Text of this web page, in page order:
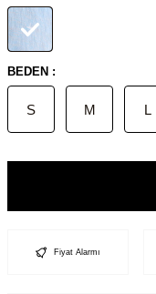
BEDEN :
S M L
Fiyat Alarmı